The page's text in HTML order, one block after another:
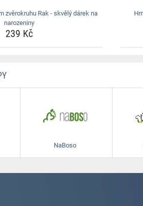
zvěrokruhu Rak - skvělý dárek na
narozeniny
239 Kč
NaBoso